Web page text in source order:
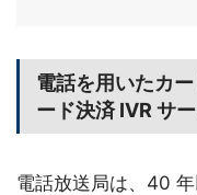
電話を用いたカ
ード決済 IVR サ
電話放送局は、40